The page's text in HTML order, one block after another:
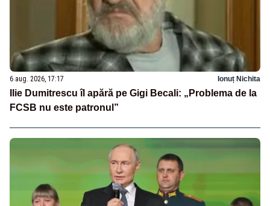
6 aug. 2026, 17:17 Ionuț Nichita
Ilie Dumitrescu îl apără pe Gigi Becali: „Problema de la
FCSB nu este patronul”